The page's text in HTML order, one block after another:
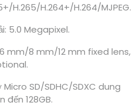
H.265/H.264+/H.264/MJPEG.
5.0 Megapixel.
mm/8 mm/12 mm fixed lens,
SD/SDHC/SDXC dung
đến 128GB.